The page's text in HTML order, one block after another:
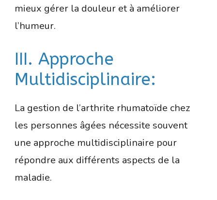
mieux gérer la douleur et à améliorer
l’humeur.
III. Approche
Multidisciplinaire:
La gestion de l’arthrite rhumatoïde chez
les personnes âgées nécessite souvent
une approche multidisciplinaire pour
répondre aux différents aspects de la
maladie.